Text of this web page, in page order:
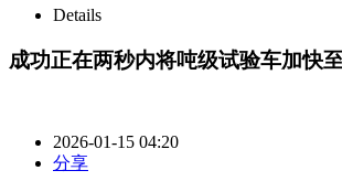
Details
成功正在两秒内将吨级试验车加快
2026-01-15 04:20
分享